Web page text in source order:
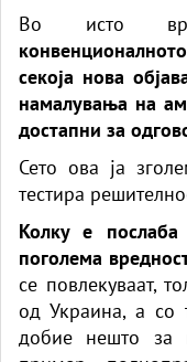
Во исто
секоја нова
намалувања на
достапни за
Сето ова ја
тестира
Колку е послаба
поголема
се повлекуваат,
од Украина, а со
добие нешто за